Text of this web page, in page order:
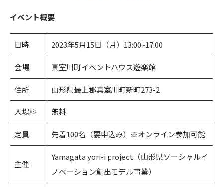
イベント概要
日時 2023年5月15日（月）13:00~17:00
会場 真室川町イベントハウス遊楽館
住所 山形県最上郡真室川町新町273-2
入場料 無料
定員 先着100名（要申込み）※オンライン参加可能
主催
Yamagata yori-i project（山形県ソーシャルイ
ノベーション創出モデル事業）